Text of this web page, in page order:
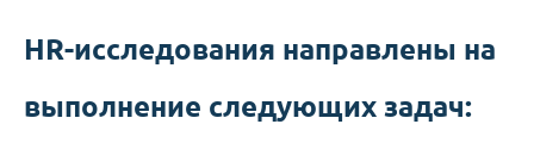
HR-исследования направлены на
выполнение следующих задач: